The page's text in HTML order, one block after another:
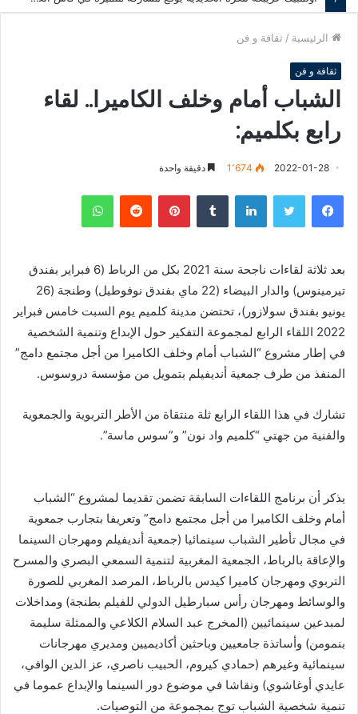
الرئيسية / ثقافة و فن
ثقافة و فن
الشباب أمام وخلف الكاميرا.. لقاء
رابع بكلميم:
2022-01-28 1٬674 دقيقة واحدة
فيسبوك لينكدإن بينتيريست
بعد ثلاثة لقاءات ناجحة سنة 2021 بكل من الرباط (6 فبراير بفندق
تيرمينوس) والدار البيضاء (22 ماي بفندق نوفوطيل) وطنجة (26
يونيو بفندق سولازور)، تحتضن مدينة كلميم يوم السبت خامس فبراير
2022 اللقاء الرابع لمجموعة التفكير حول الإبداع وتنمية الشخصية
في إطار مشروع “الشباب أمام وخلف الكاميرا من أجل مجتمع دامج”
المنفذ من طرف جمعية أنديفيلم بتمويل من مؤسسة دروسوس.
تشارك في هذا اللقاء الرابع ثلة منتقاة من الأطر التربوية والجمعوية
والفنية من جهتي “كلميم واد نون” و”سوس ماسة”.
يذكر أن برنامج اللقاءات السابقة تضمن تقديما لمشروع “الشباب
أمام وخلف الكاميرا من أجل مجتمع دامج” وتعريفا بتجارب جمعوية
في مجال تأطير الشباب سينمائيا (جمعية أنديفيلم ومهرجان السينما
والإعاقة بالرباط، الجمعية المغربية لتنمية السمعي البصري والمسرح
التربوي ومهرجان كاميرا كيدس بالرباط، المرصد المغربي للصورة
والوسائط ومهرجان رأس سبارطيل الدولي للفيلم بطنجة) ومداخلات
لمبدعين سينمائيين (المخرج عبد السلام الكلاعي والممثلة سليمة
بنمومن) وأساتذة جامعيين وباحثين أكاديميين ومديري مهرجانات
سينمائية وغيرهم (حمادي كيروم، الحبيب ناصري، عز الدين الوافي،
عايدي أوغاشوي) ونقاشا في موضوع دور السينما والإبداع عموما في
تنمية شخصية الشباب توج بمجموعة من التوصيات.